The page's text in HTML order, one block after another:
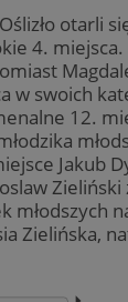
otarli
4.
w swoich
12.
Jakub
Zieliński
młodszych
Zielińska,